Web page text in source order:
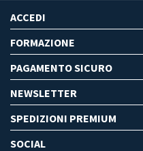
ACCEDI
FORMAZIONE
PAGAMENTO SICURO
NEWSLETTER
SPEDIZIONI PREMIUM
SOCIAL